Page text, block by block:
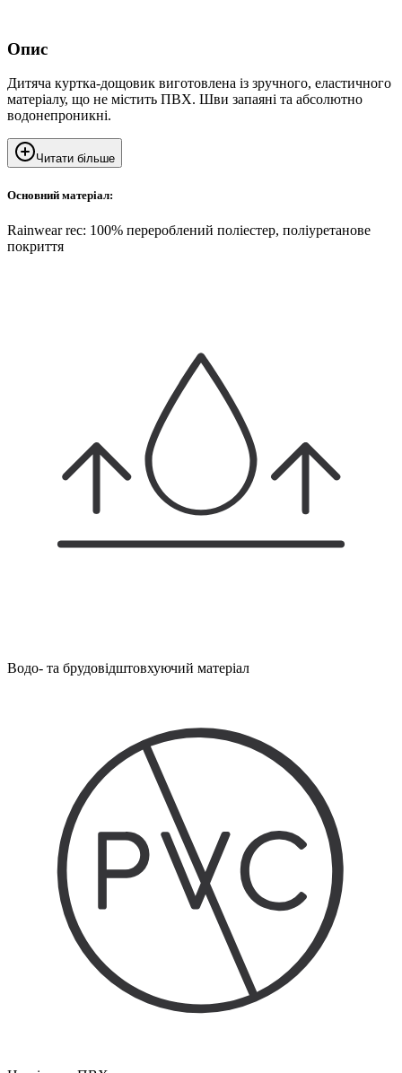
Опис
Дитяча куртка-дощовик виготовлена із зручного, еластичного
матеріалу, що не містить ПВХ. Шви запаяні та абсолютно
водонепроникні.
Читати більше
Основний матеріал:
Rainwear rec: 100% перероблений поліестер, поліуретанове
покриття
Водо- та брудовідштовхуючий матеріал